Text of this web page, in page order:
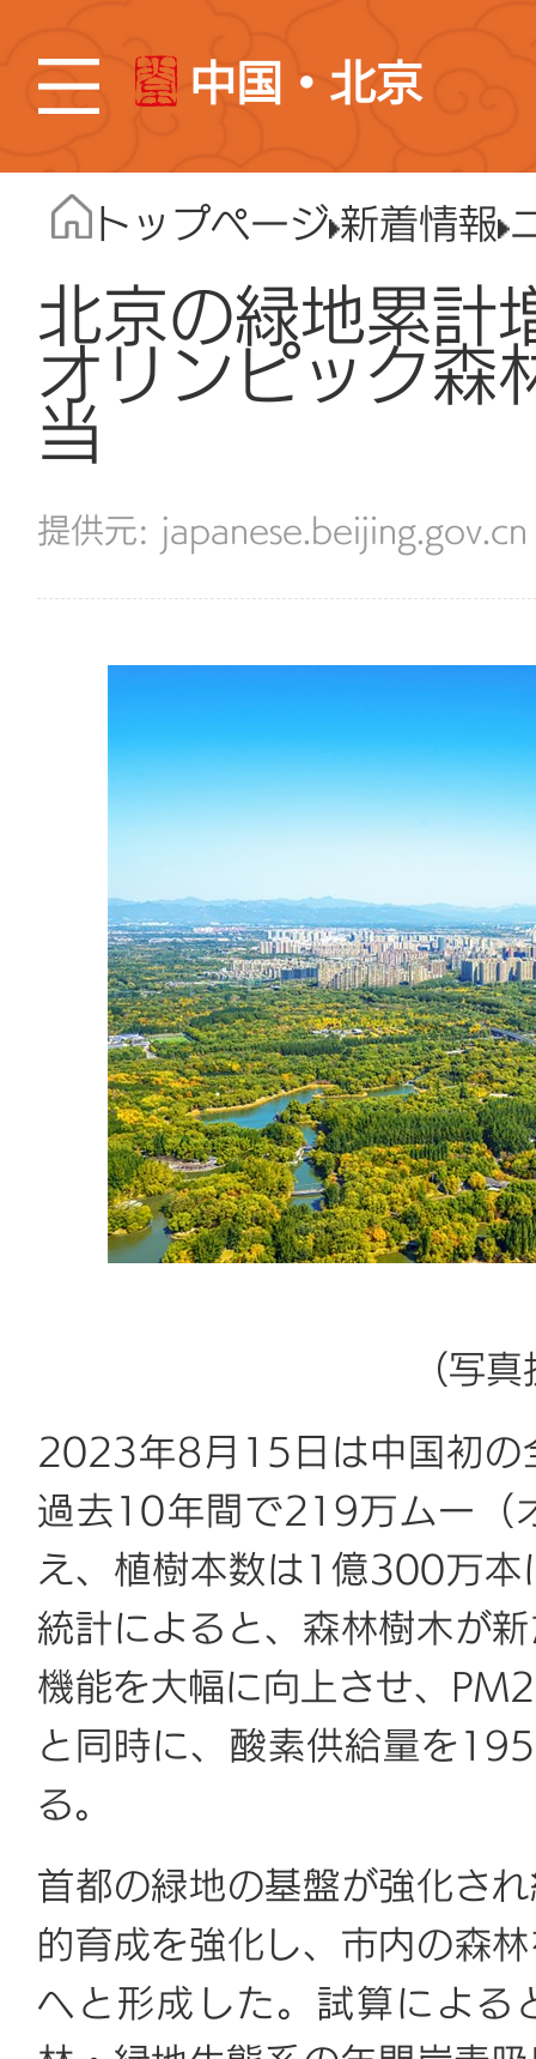
中国・北京
トップページ 新着情報
北京の緑地累
オリンピック
当
japanese.beijing.gov.cn
（写
2023年8月15日は中国初の
過去10年間で219万ムー（
え、植樹本数は1億300万本
統計によると、森林樹木が
機能を大幅に向上させ、
と同時に、酸素供給量を
る。
首都の緑地の基盤が強化さ
的育成を強化し、市内の森
へと形成した。試算によ